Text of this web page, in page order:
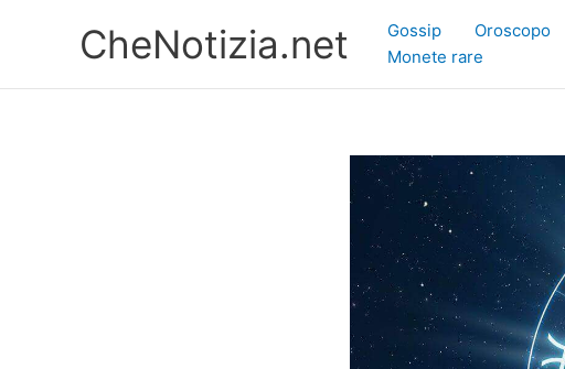
CheNotizia.net Gossip Oroscopo
Monete rare